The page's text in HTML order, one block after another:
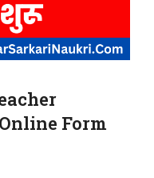
Form